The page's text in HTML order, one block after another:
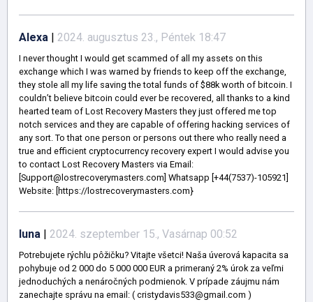
Alexa | 2024. augusztus 23., Péntek 18:47
I never thought I would get scammed of all my assets on this
exchange which I was warned by friends to keep off the exchange,
they stole all my life saving the total funds of $88k worth of bitcoin. I
couldn’t believe bitcoin could ever be recovered, all thanks to a kind
hearted team of Lost Recovery Masters they just offered me top
notch services and they are capable of offering hacking services of
any sort. To that one person or persons out there who really need a
true and efficient cryptocurrency recovery expert I would advise you
to contact Lost Recovery Masters via Email:
[Support@lostrecoverymasters.com] Whatsapp [+44(7537)-105921]
Website: [https://lostrecoverymasters.com}
luna | 2024. szeptember 15., Vasárnap 00:52
Potrebujete rýchlu pôžičku? Vitajte všetci! Naša úverová kapacita sa
pohybuje od 2 000 do 5 000 000 EUR a primeraný 2% úrok za veľmi
jednoduchých a nenáročných podmienok. V prípade záujmu nám
zanechajte správu na email: ( cristydavis533@gmail.com )